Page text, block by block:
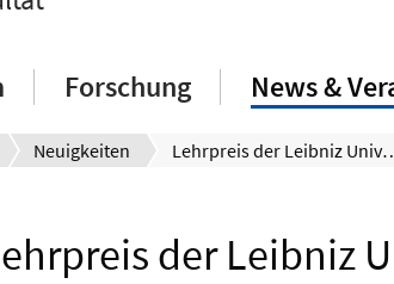
Forschung News &
Neuigkeiten Lehrpreis der Leibniz Universität Hannover: Prof. Dr.
der Leibniz